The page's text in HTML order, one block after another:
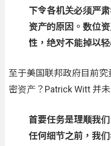
下令各机关必须严
资产的原因。数位
性，绝对不能掉以轻
至于美国联邦政府目前
密资产？Patrick Witt 并
首要任务是理顺我
任何细节之前，我